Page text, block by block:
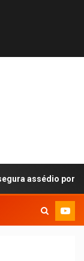
por Dodô